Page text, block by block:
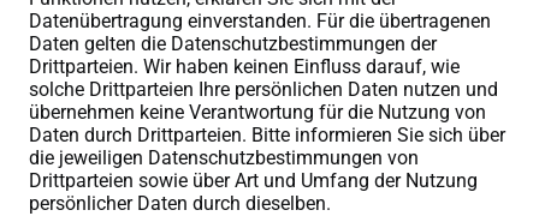
Datenübertragung einverstanden. Für die übertragenen
Daten gelten die Datenschutzbestimmungen der
Drittparteien. Wir haben keinen Einfluss darauf, wie
solche Drittparteien Ihre persönlichen Daten nutzen und
übernehmen keine Verantwortung für die Nutzung von
Daten durch Drittparteien. Bitte informieren Sie sich über
die jeweiligen Datenschutzbestimmungen von
Drittparteien sowie über Art und Umfang der Nutzung
persönlicher Daten durch dieselben.